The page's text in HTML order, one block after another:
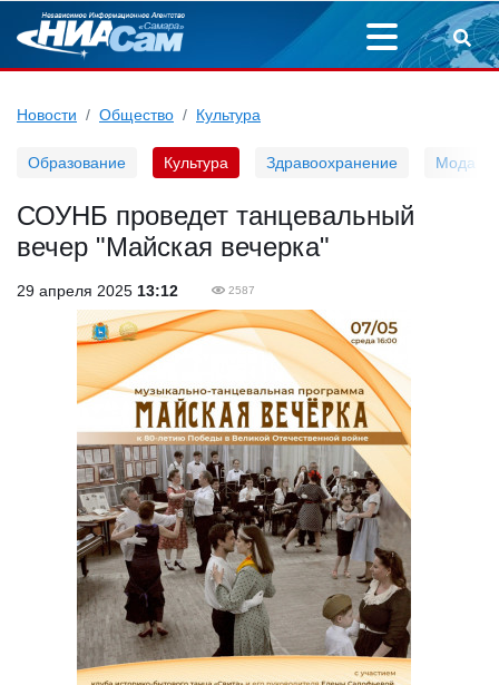
Новости Общество Культура
Образование Культура Здравоохранение Мода
СОУНБ проведет танцевальный
вечер "Майская вечерка"
29 апреля 2025 13:12 2587